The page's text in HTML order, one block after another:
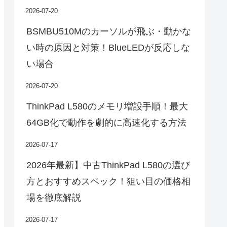
2026-07-20
BSMBU510Mのカーソルが飛ぶ・動かな
い時の原因と対策！BlueLEDが反応しな
い場合
2026-07-20
ThinkPad L580のメモリ増設手順！最大
64GB化で動作を劇的に高速化する方法
2026-07-17
2026年最新】中古ThinkPad L580の選び
方とおすすめスペック！狙い目の価格相
場を徹底解説
2026-07-17